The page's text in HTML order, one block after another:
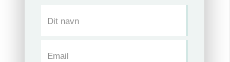
Dit navn
Email